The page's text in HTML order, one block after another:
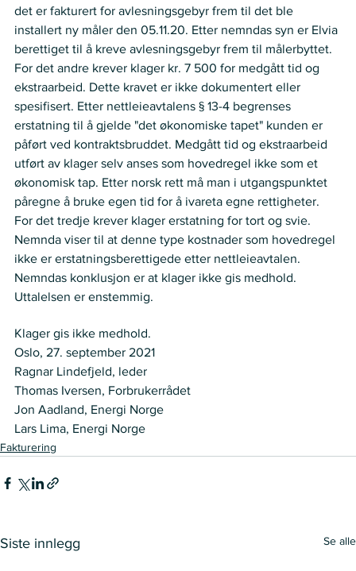
det er fakturert for avlesningsgebyr frem til det ble
installert ny måler den 05.11.20. Etter nemndas syn er Elvia
berettiget til å kreve avlesningsgebyr frem til målerbyttet.
For det andre krever klager kr. 7 500 for medgått tid og
ekstraarbeid. Dette kravet er ikke dokumentert eller
spesifisert. Etter nettleieavtalens § 13-4 begrenses
erstatning til å gjelde "det økonomiske tapet" kunden er
påført ved kontraktsbruddet. Medgått tid og ekstraarbeid
utført av klager selv anses som hovedregel ikke som et
økonomisk tap. Etter norsk rett må man i utgangspunktet
påregne å bruke egen tid for å ivareta egne rettigheter.
For det tredje krever klager erstatning for tort og svie.
Nemnda viser til at denne type kostnader som hovedregel
ikke er erstatningsberettigede etter nettleieavtalen.
Nemndas konklusjon er at klager ikke gis medhold.
Uttalelsen er enstemmig.
Klager gis ikke medhold.
Oslo, 27. september 2021
Ragnar Lindefjeld, leder
Thomas Iversen, Forbrukerrådet
Jon Aadland, Energi Norge
Lars Lima, Energi Norge
Fakturering
Siste innlegg Se alle